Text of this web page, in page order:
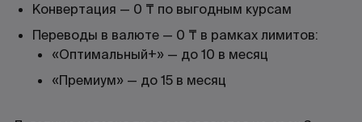
Конвертация — 0 ₸ по выгодным курсам
Переводы в валюте — 0 ₸ в рамках лимитов:
«Оптимальный+» — до 10 в месяц
«Премиум» — до 15 в месяц